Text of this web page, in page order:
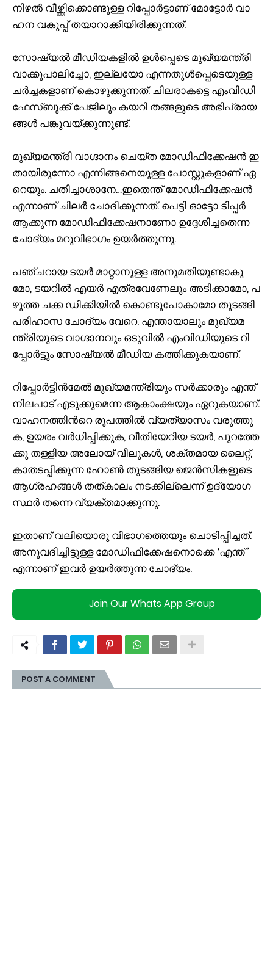
നി​ഴ​ല്‍ വീ​ഴ്ത്തി​ക്കൊ​ണ്ടു​ള്ള റി​പ്പോ​ര്‍​ട്ടാ​ണ് മോ​ട്ടോ​ര്‍ വാ​
ഹ​ന വ​കു​പ്പ് ത​യാ​റാ​ക്കി​യി​രി​ക്കു​ന്ന​ത്.
സോ​ഷ്യ​ല്‍ മീ​ഡി​യ​ക​ളി​ല്‍ ഉ​ള്‍​പ്പെ​ടെ മു​ഖ്യ​മ​ന്ത്രി
വാ​ക്കു​പാ​ലി​ച്ചോ, ഇ​ല്ല​യോ എ​ന്ന​തു​ള്‍​പ്പെ​ടെ​യു​ള്ള
ച​ര്‍​ച്ച​ക​ളാ​ണ് കൊ​ഴു​ക്കു​ന്ന​ത്. ചി​ല​രാ​ക​ട്ടെ എം​വി​ഡി
ഫേ​സ്ബു​ക്ക് പേ​ജി​ലും ക​യ​റി ത​ങ്ങ​ളു​ടെ അ​ഭി​പ്രാ​യ​
ങ്ങ​ള്‍ പ​ങ്കു​വ​യ്ക്കു​ന്നു​ണ്ട്.
മു​ഖ്യ​മ​ന്ത്രി വാ​ഗ്ദാ​നം ചെ​യ്ത മോ​ഡി​ഫി​ക്കേ​ഷ​ന്‍ ഇ​
താ​യി​രു​ന്നോ എ​ന്നി​ങ്ങ​നെ​യു​ള്ള പോ​സ്റ്റു​ക​ളാ​ണ് ഏ​
റെ​യും. ച​തി​ച്ചാ​ശാ​നേ…​ഇ​തെ​ന്ത് മോ​ഡി​ഫി​ക്കേ​ഷ​ന്‍
എ​ന്നാ​ണ് ചി​ല​ര്‍ ചോ​ദി​ക്കു​ന്ന​ത്. പെ​ട്ടി ഓ​ട്ടോ ടി​പ്പ​ര്‍
ആ​ക്കു​ന്ന മോ​ഡി​ഫി​ക്കേ​ഷ​നാ​ണോ ഉ​ദ്ദേ​ശി​ച്ച​തെ​ന്ന
ചോ​ദ്യം മ​റു​വി​ഭാ​ഗം ഉ​യ​ര്‍​ത്തു​ന്നു.
പ​ഞ്ച​റാ​യ ട​യ​ര്‍ മാ​റ്റാ​നു​ള്ള അ​നു​മ​തി​യു​ണ്ടാ​കു​
മോ, ട​യ​റി​ല്‍ എ​യ​ര്‍ എ​ത്ര​വേ​ണേ​ലും അ​ടി​ക്കാ​മോ, പ​
ഴു​ത്ത ച​ക്ക ഡി​ക്കി​യി​ല്‍ കൊ​ണ്ടു​പോ​കാ​മോ തു​ട​ങ്ങി
പ​രി​ഹാ​സ ചോ​ദ്യം വേ​റെ. എ​ന്താ​യാ​ലും മു​ഖ്യ​മ​
ന്ത്രി​യു​ടെ വാ​ഗ്ദാ​ന​വും ഒ​ടു​വി​ല്‍ എം​വി​ഡി​യു​ടെ റി​
പ്പോ​ര്‍​ട്ടും സോ​ഷ്യ​ല്‍ മീ​ഡി​യ ക​ത്തി​ക്കു​ക​യാ​ണ്.
റി​പ്പോ​ര്‍​ട്ടി​ൻ​മേ​ല്‍ മു​ഖ്യ​മ​ന്ത്രി​യും സ​ര്‍​ക്കാ​രും എ​ന്ത്
നി​ല​പാ​ട് എ​ടു​ക്കു​മെ​ന്ന ആ​കാം​ക്ഷ​യും ഏ​റു​ക​യാ​ണ്.
വാ​ഹ​ന​ത്തി​ന്‍റെ രൂ​പ​ത്തി​ല്‍ വ്യ​ത്യാ​സം വ​രു​ത്തു​
ക, ഉ​യ​രം വ​ർ​ധി​പ്പി​ക്കു​ക, വീ​തി​യേ​റി​യ ട​യ​ർ, പു​റ​ത്തേ​
ക്കു ത​ള്ളി​യ അ​ലോ​യ് വീ​ലു​ക​ൾ, ശ​ക്ത​മാ​യ ലൈ​റ്റ്,
കാ​ത​ട​പ്പി​ക്കു​ന്ന ഹോ​ൺ തു​ട​ങ്ങി​യ ജെ​ന്‍​സി​ക​ളു​ടെ
ആ​ഗ്ര​ഹ​ങ്ങ​ള്‍ ത​ത്കാ​ലം ന​ട​ക്കി​ല്ലെ​ന്ന് ഉ​ദ്യോ​ഗ​
സ്ഥ​ര്‍ ത​ന്നെ വ്യ​ക്ത​മാ​ക്കു​ന്നു.
ഇ​താ​ണ് വ​ലി​യൊ​രു വി​ഭാ​ഗ​ത്തെ​യും ചൊ​ടി​പ്പി​ച്ച​ത്.
അ​നു​വ​ദി​ച്ചി​ട്ടു​ള്ള മോ​ഡി​ഫി​ക്കേ​ഷ​നൊ​ക്കെ ‘എ​ന്ത് ’
എ​ന്നാ​ണ് ഇ​വ​ര്‍ ഉ​യ​ര്‍​ത്തു​ന്ന ചോ​ദ്യം.
Join Our Whats App Group
POST A COMMENT